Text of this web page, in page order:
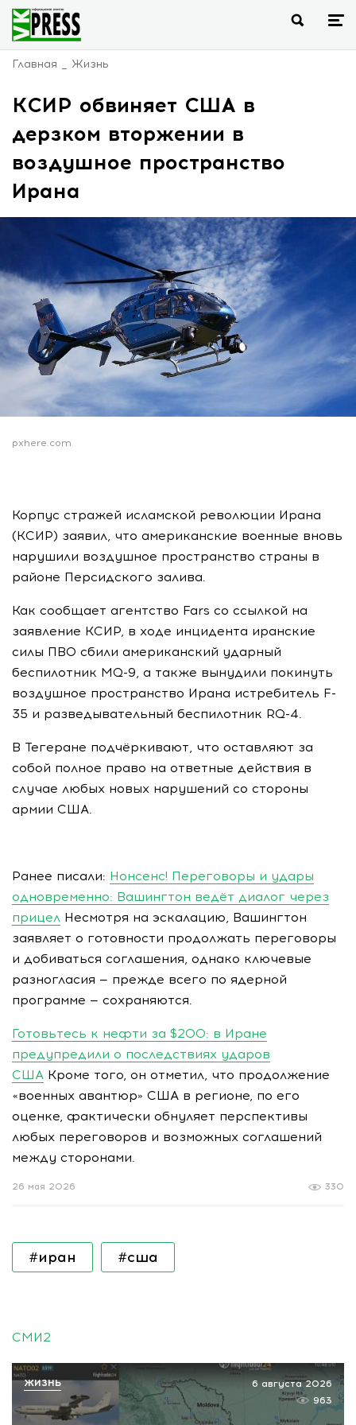
Главная Жизнь
КСИР обвиняет США в
дерзком вторжении в
воздушное пространство
Ирана
pxhere.com
Корпус стражей исламской революции Ирана
(КСИР) заявил, что американские военные вновь
нарушили воздушное пространство страны в
районе Персидского залива.
Как сообщает агентство Fars со ссылкой на
заявление КСИР, в ходе инцидента иранские
силы ПВО сбили американский ударный
беспилотник MQ-9, а также вынудили покинуть
воздушное пространство Ирана истребитель F-
35 и разведывательный беспилотник RQ-4.
В Тегеране подчёркивают, что оставляют за
собой полное право на ответные действия в
случае любых новых нарушений со стороны
армии США.
Ранее писали: Нонсенс! Переговоры и удары
одновременно: Вашингтон ведёт диалог через
прицел Несмотря на эскалацию, Вашингтон
заявляет о готовности продолжать переговоры
и добиваться соглашения, однако ключевые
разногласия — прежде всего по ядерной
программе — сохраняются.
Готовьтесь к нефти за $200: в Иране
предупредили о последствиях ударов
США Кроме того, он отметил, что продолжение
«военных авантюр» США в регионе, по его
оценке, фактически обнуляет перспективы
любых переговоров и возможных соглашений
между сторонами.
330
26 мая 2026
#иран #сша
СМИ2
6 августа 2026
963
ЖИЗНЬ